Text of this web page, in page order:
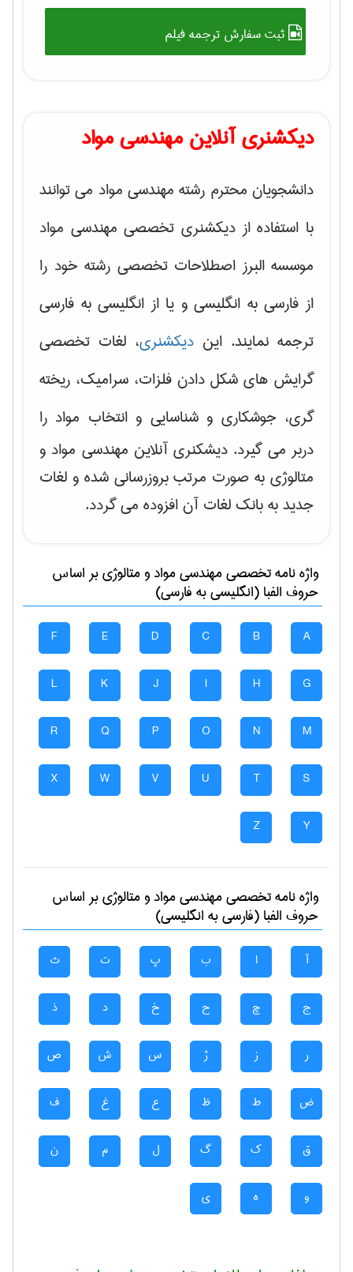
ثبت سفارش ترجمه فیلم
دیکشنری آنلاین مهندسی مواد
دانشجویان محترم رشته مهندسی مواد می توانند
با استفاده از دیکشنری تخصصی مهندسی مواد
موسسه البرز اصطلاحات تخصصی رشته خود را
از فارسی به انگلیسی و یا از انگلیسی به فارسی
ترجمه نمایند. این دیکشنری، لغات تخصصی
گرایش های شکل دادن فلزات، سرامیک، ریخته
گری، جوشکاری و شناسایی و انتخاب مواد را
دربر می گیرد. دیشکنری آنلاین مهندسی مواد و
متالوژی به صورت مرتب بروزرسانی شده و لغات
جدید به بانک لغات آن افزوده می گردد.
واژه نامه تخصصیمهندسی مواد و متالوژیبر اساس
حروف الفبا (انگلیسی به فارسی)
A
B
C
D
E
F
G
H
I
J
K
L
M
N
O
P
Q
R
S
T
U
V
W
X
Y
Z
واژه نامه تخصصیمهندسی مواد و متالوژیبر اساس
حروف الفبا (فارسی به انگلیسی)
آ ا ب پ ت ث
ج چ ح خ د ذ
ر ز ژ س ش ص
ض ط ظ ع غ ف
ق ک گ ل م ن
و ه ی